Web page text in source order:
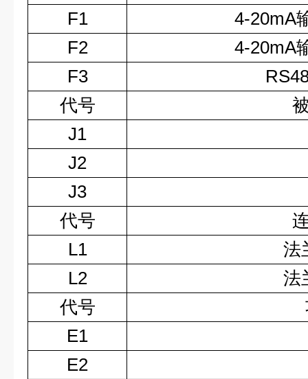
F1
4-20mA
F2
4-20mA
F3
代号
J1
J2
J3
代号
L1
法
L2
法
代号
E1
E2